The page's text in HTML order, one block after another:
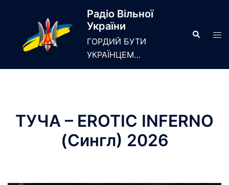
Радіо Вільної
України
ГОРДИЙ БУТИ
УКРАЇНЦЕМ…
Search
ТУЧА – EROTIC INFERNO
(Сингл) 2026